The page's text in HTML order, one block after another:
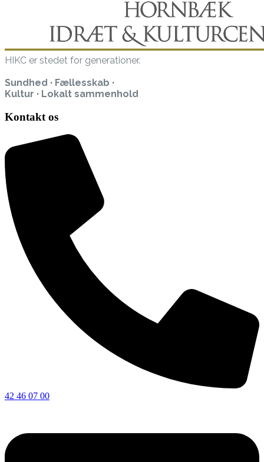
HIKC er stedet for generationer.
Sundhed · Fællesskab ·
Kultur · Lokalt sammenhold
Kontakt os
42 46 07 00